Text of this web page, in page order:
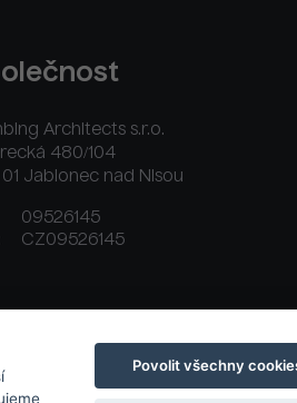
Architects s.r.o.
480/104
Jablonec nad Nisou
09526145
CZ09526145
Povolit všechny